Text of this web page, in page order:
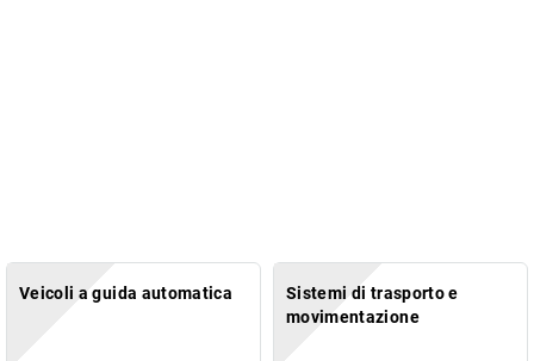
Veicoli a guida automatica
Sistemi di trasporto e
movimentazione